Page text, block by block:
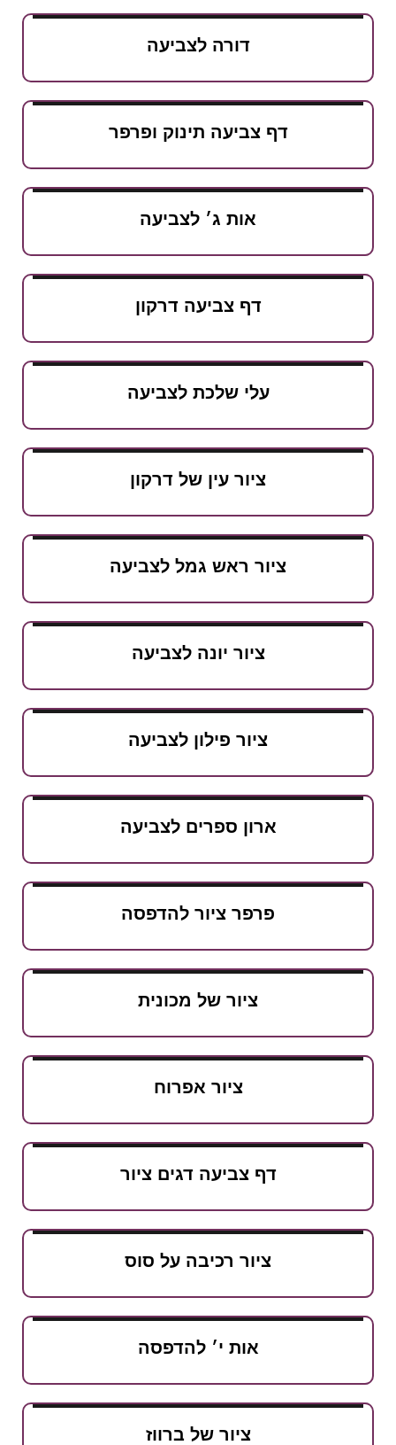
דורה לצביעה
דף צביעה תינוק ופרפר
אות ג׳ לצביעה
דף צביעה דרקון
עלי שלכת לצביעה
ציור עין של דרקון
ציור ראש גמל לצביעה
ציור יונה לצביעה
ציור פילון לצביעה
ארון ספרים לצביעה
פרפר ציור להדפסה
ציור של מכונית
ציור אפרוח
דף צביעה דגים ציור
ציור רכיבה על סוס
אות י׳ להדפסה
ציור של ברווז